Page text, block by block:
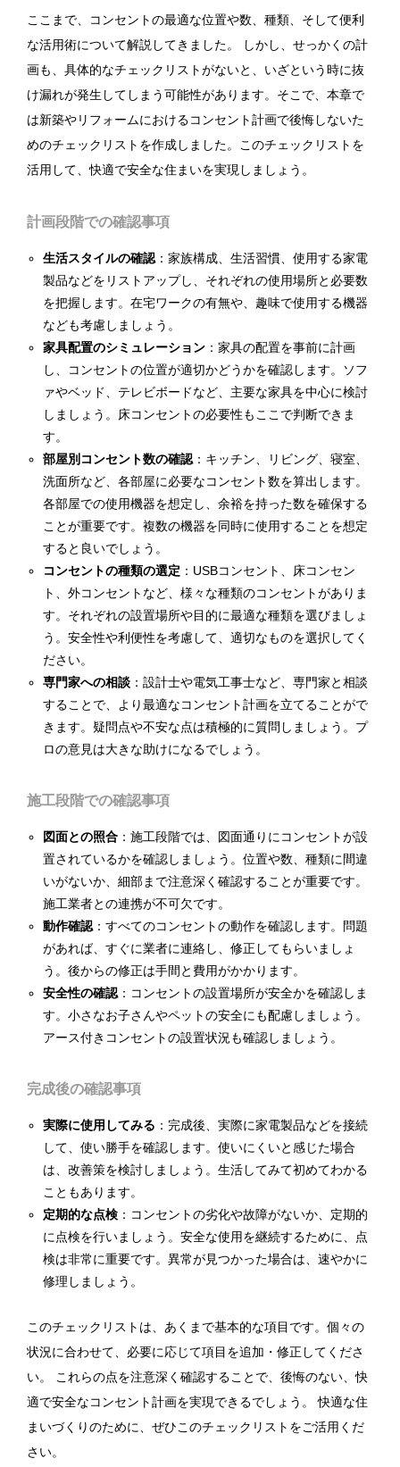
ここまで、コンセントの最適な位置や数、種類、そして便利
な活用術について解説してきました。 しかし、せっかくの計
画も、具体的なチェックリストがないと、いざという時に抜
け漏れが発生してしまう可能性があります。そこで、本章で
は新築やリフォームにおけるコンセント計画で後悔しないた
めのチェックリストを作成しました。このチェックリストを
活用して、快適で安全な住まいを実現しましょう。
計画段階での確認事項
生活スタイルの確認 ：家族構成、生活習慣、使用する家電
製品などをリストアップし、それぞれの使用場所と必要数
を把握します。在宅ワークの有無や、趣味で使用する機器
なども考慮しましょう。
家具配置のシミュレーション ：家具の配置を事前に計画
し、コンセントの位置が適切かどうかを確認します。ソフ
ァやベッド、テレビボードなど、主要な家具を中心に検討
しましょう。床コンセントの必要性もここで判断できま
す。
部屋別コンセント数の確認 ：キッチン、リビング、寝室、
洗面所など、各部屋に必要なコンセント数を算出します。
各部屋での使用機器を想定し、余裕を持った数を確保する
ことが重要です。複数の機器を同時に使用することを想定
すると良いでしょう。
コンセントの種類の選定 ：USBコンセント、床コンセン
ト、外コンセントなど、様々な種類のコンセントがありま
す。それぞれの設置場所や目的に最適な種類を選びましょ
う。安全性や利便性を考慮して、適切なものを選択してく
ださい。
専門家への相談 ：設計士や電気工事士など、専門家と相談
することで、より最適なコンセント計画を立てることがで
きます。疑問点や不安な点は積極的に質問しましょう。プ
ロの意見は大きな助けになるでしょう。
施工段階での確認事項
図面との照合 ：施工段階では、図面通りにコンセントが設
置されているかを確認しましょう。位置や数、種類に間違
いがないか、細部まで注意深く確認することが重要です。
施工業者との連携が不可欠です。
動作確認 ：すべてのコンセントの動作を確認します。問題
があれば、すぐに業者に連絡し、修正してもらいましょ
う。後からの修正は手間と費用がかかります。
安全性の確認 ：コンセントの設置場所が安全かを確認しま
す。小さなお子さんやペットの安全にも配慮しましょう。
アース付きコンセントの設置状況も確認しましょう。
完成後の確認事項
実際に使用してみる ：完成後、実際に家電製品などを接続
して、使い勝手を確認します。使いにくいと感じた場合
は、改善策を検討しましょう。生活してみて初めてわかる
こともあります。
定期的な点検 ：コンセントの劣化や故障がないか、定期的
に点検を行いましょう。安全な使用を継続するために、点
検は非常に重要です。異常が見つかった場合は、速やかに
修理しましょう。
このチェックリストは、あくまで基本的な項目です。個々の
状況に合わせて、必要に応じて項目を追加・修正してくださ
い。 これらの点を注意深く確認することで、後悔のない、快
適で安全なコンセント計画を実現できるでしょう。 快適な住
まいづくりのために、ぜひこのチェックリストをご活用くだ
さい。